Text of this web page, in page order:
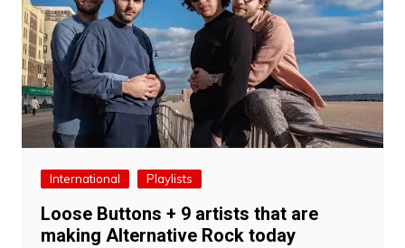
International Playlists
Loose Buttons + 9 artists that are
making Alternative Rock today